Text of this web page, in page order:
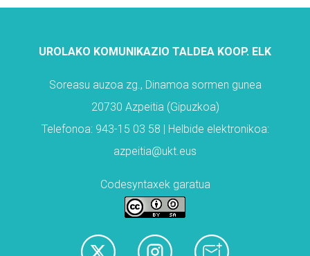
UROLAKO KOMUNIKAZIO TALDEA KOOP. ELK
Soreasu auzoa zg., Dinamoa sormen gunea
20730 Azpeitia (Gipuzkoa)
Telefonoa: 943-15 03 58 | Helbide elektronikoa:
azpeitia@ukt.eus
Codesyntaxek garatua